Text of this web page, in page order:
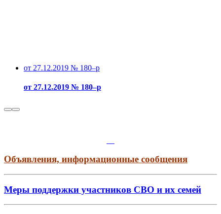
от 27.12.2019 № 180–р
от 27.12.2019 № 180–р
Объявления, информационные сообщения
Меры поддержки участников СВО и их семей